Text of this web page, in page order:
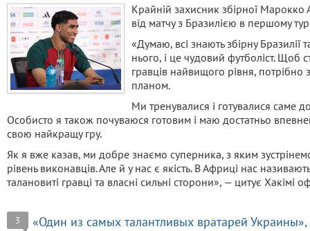
Крайній захисник збірної Марокко
від матчу з Бразилією в першому
«Думаю, всі знають збірну Бразилії
нього, і це чудовий футболіст. Щоб
гравців найвищого рівня,
планом.
Ми тренувалися і готувалися саме
Особисто я також почуваюся готовим і маю достатньо
свою найкращу гру.
Як я вже казав, ми добре знаємо суперника, з яким
рівень виконавців. Але й у нас є якість. В Африці нас
талановиті гравці та власні сильні сторони», — цитує Хакімі
3 «Один из самых талантливых вратарей